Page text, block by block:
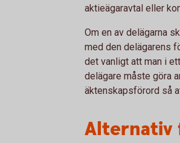
aktieägaravtal eller
Om en av delägarna
med den delägarens
det vanligt att man i
delägare måste göra
äktenskapsförord så
Alternativ